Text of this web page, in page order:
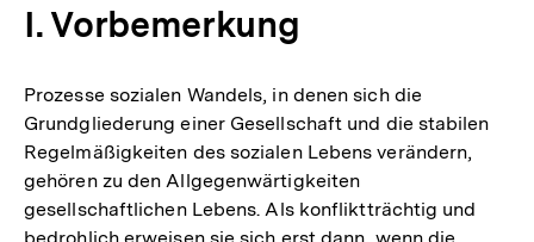
I. Vorbemerkung
Prozesse sozialen Wandels, in denen sich die
Grundgliederung einer Gesellschaft und die stabilen
Regelmäßigkeiten des sozialen Lebens verändern,
gehören zu den Allgegenwärtigkeiten
gesellschaftlichen Lebens. Als konfliktträchtig und
bedrohlich erweisen sie sich erst dann, wenn die